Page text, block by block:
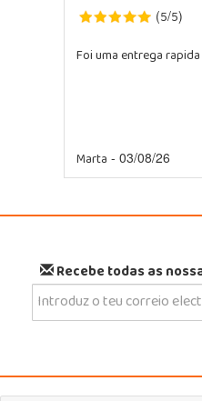
(5/5)
Foi uma entrega rapida
Marta - 03/08/26
Recebe todas as